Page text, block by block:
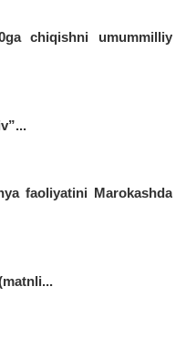
chiqishni umummilliy
faoliyatini Marokashda